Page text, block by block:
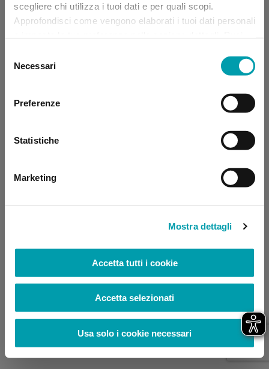
scegliere chi utilizza i tuoi dati e per quali scopi.
Approfondisci come vengono elaborati i tuoi dati personali
momento dalla Dichiarazione sui “
delNecessari
Preferenze
Statistiche
Marketing
Mostra dettagli
Accetta tutti i cookie
Accetta selezionati
Usa solo i cookie necessari
Application error: a client-side exception has occurred (see the
browser console for more information)